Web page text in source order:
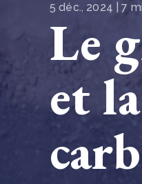
How to improve
5 déc., 2024 | 7
Le
et